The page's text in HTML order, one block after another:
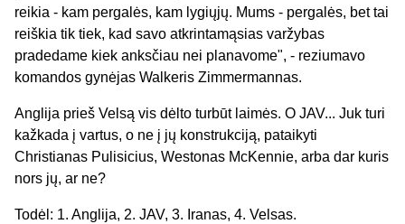
reikia - kam pergalės, kam lygiųjų. Mums - pergalės, bet tai
reiškia tik tiek, kad savo atkrintamąsias varžybas
pradedame kiek anksčiau nei planavome", - reziumavo
komandos gynėjas Walkeris Zimmermannas.
Anglija prieš Velsą vis dėlto turbūt laimės. O JAV... Juk turi
kažkada į vartus, o ne į jų konstrukciją, pataikyti
Christianas Pulisicius, Westonas McKennie, arba dar kuris
nors jų, ar ne?
Todėl: 1. Anglija, 2. JAV, 3. Iranas, 4. Velsas.